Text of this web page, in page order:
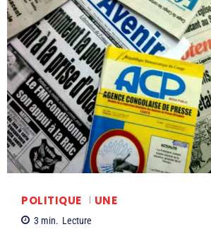
POLITIQUE UNE
3 min. Lecture